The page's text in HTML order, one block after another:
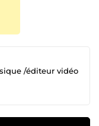
/éditeur vidéo